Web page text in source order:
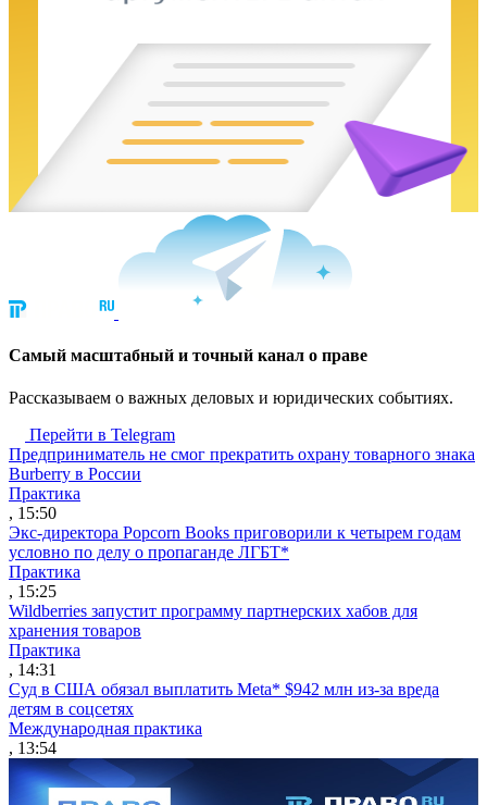
Cамый масштабный и точный канал о праве
Рассказываем о важных деловых и юридических событиях.
Перейти в Telegram
Предприниматель не смог прекратить охрану товарного знака
Burberry в России
Практика
, 15:50
Экс-директора Popcorn Books приговорили к четырем годам
условно по делу о пропаганде ЛГБТ*
Практика
, 15:25
Wildberries запустит программу партнерских хабов для
хранения товаров
Практика
, 14:31
Суд в США обязал выплатить Meta* $942 млн из-за вреда
детям в соцсетях
Международная практика
, 13:54